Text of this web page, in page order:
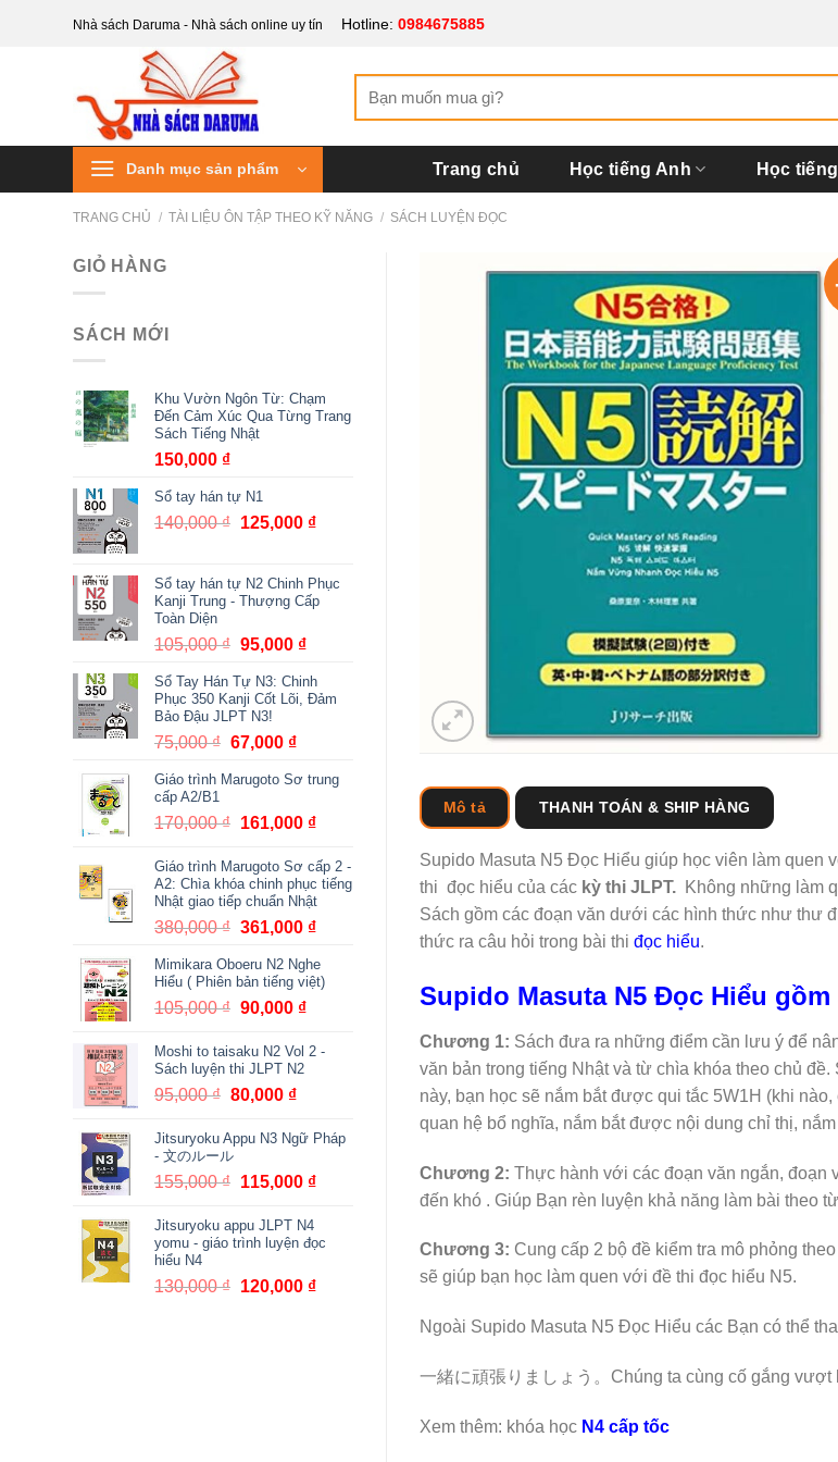
Nhà sách Daruma - Nhà sách online uy tín Hotline: 0984675885
kiếm:
Danh mục sản phẩm Trang chủ Học tiếng Anh Học
TRANG CHỦ / TÀI LIỆU ÔN TẬP THEO KỸ NĂNG / SÁCH LUYỆN ĐỌC
GIỎ HÀNG
SÁCH MỚI
Khu Vườn Ngôn Từ: Chạm
Đến Cảm Xúc Qua Từng Trang
Sách Tiếng Nhật
150,000 ₫
Sổ tay hán tự N1
140,000₫ Giá
140,000 ₫.
125,000 ₫Giá
là:
Sổ tay hán tự N2 Chinh Phục
Kanji Trung - Thượng Cấp
Toàn Diện
105,000₫ Giá
là:
105,000 ₫.
95,000 ₫Giá
tại
Sổ Tay Hán Tự N3: Chinh
Phục 350 Kanji Cốt Lõi, Đảm
Bảo Đậu JLPT N3!
75,000₫ Giá
là:
67,000 ₫Giá
tại
67,000 ₫.
Giáo trình Marugoto Sơ trung
cấp A2/B1
170,000₫ Giá
là:
170,000 ₫.
161,000 ₫Giá
tại
là:
Giáo trình Marugoto Sơ cấp 2 -
A2: Chìa khóa chinh phục tiếng
Nhật giao tiếp chuẩn Nhật
380,000₫ Giá
là:
380,000 ₫.
361,000 ₫Giá
tại
là:
Mimikara Oboeru N2 Nghe
Hiểu ( Phiên bản tiếng việt)
105,000₫ Giá
là:
105,000 ₫.
90,000 ₫Giá
tại
Moshi to taisaku N2 Vol 2 -
Sách luyện thi JLPT N2
95,000₫ Giá
là:
95,000 ₫.
80,000 ₫Giá
tại
80,000 ₫.
Jitsuryoku Appu N3 Ngữ Pháp
- 文のルール
155,000₫ Giá
là:
155,000 ₫.
115,000 ₫Giá
là:
Jitsuryoku appu JLPT N4
yomu - giáo trình luyện đọc
hiểu N4
130,000₫ Giá
120,000 ₫Giá
Mô tả THANH TOÁN & SHIP HÀNG
Supido Masuta N5 Đọc Hiểu giúp học viên làm quen
thi đọc hiểu của các kỳ thi JLPT.Không những làm
Sách gồm các đoạn văn dưới các hình thức như thư
thức ra câu hỏi trong bài thi đọc hiểu.
Supido Masuta N5 Đọc Hiểu
Chương 1: Sách đưa ra những điểm cần lưu ý để
văn bản trong tiếng Nhật và từ chìa khóa theo chủ
này, bạn học sẽ nắm bắt được qui tắc 5W1H (khi
quan hệ bổ nghĩa, nắm bắt được nội dung chỉ thị,
Chương 2: Thực hành với các đoạn văn ngắn, đoạn
đến khó . Giúp Bạn rèn luyện khả năng làm bài theo
Chương 3: Cung cấp 2 bộ đề kiểm tra mô phỏng
sẽ giúp bạn học làm quen với đề thi đọc hiểu N5.
Ngoài Supido Masuta N5 Đọc Hiểu các Bạn có thể
一緒に頑張りましょう。Chúng ta cùng cố gắng
Xem thêm: khóa học N4 cấp tốc